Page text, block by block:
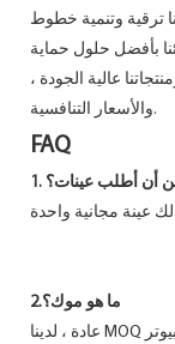
ترقية وتنمية خطوط
بأفضل حلول حماية
عالية الجودة ،
والأسعار التنافسية.
FAQ
أن أطلب عينات؟
عينة مجانية واحدة
2.ما هو موك؟